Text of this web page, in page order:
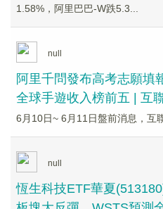
1.58%，阿里巴巴-W跌5.3...
null
阿里千問發布高考志願填
全球手遊收入榜前五 | 互
6月10日~ 6月11日盤前消息，互
null
恆生科技ETF華夏